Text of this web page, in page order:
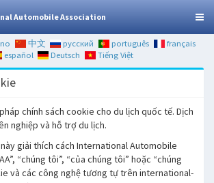
Automobile Association
中文 русский português
français
español
Deutsch Tiếng Việt
chính sách cookie cho du lịch quốc tế. Dịch
nghiệp và hỗ trợ du lịch.
giải thích cách International Automobile
“chúng tôi”, “của chúng tôi” hoặc “chúng
và các công nghệ tương tự trên international-